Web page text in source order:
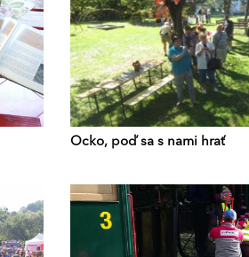
Ocko, poď sa s nami hrať